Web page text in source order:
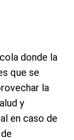
donde la
que se
la
y
en caso de